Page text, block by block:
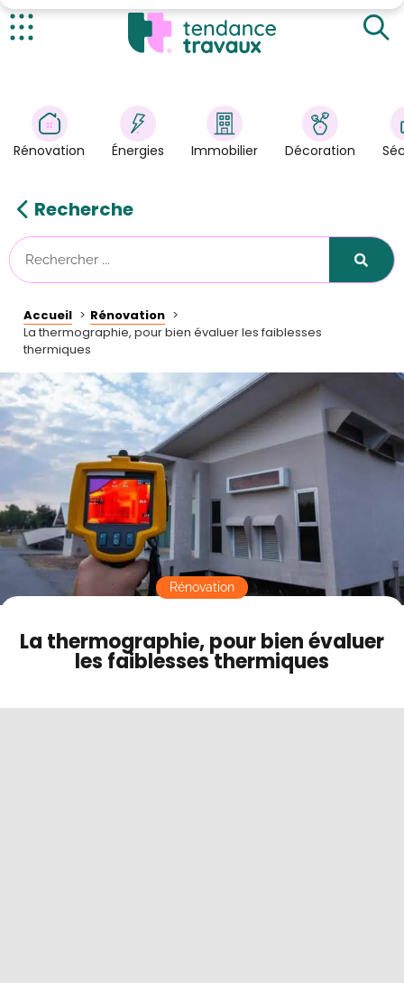
Énergies
Immobilier
Astuces/DIY
Tendance Travaux
Kit partenaire
À propos
Contact
Mode sombre
Rénovation Énergies Immobilier Décoration
Recherche
Accueil
Rénovation
La thermographie, pour bien évaluer les faiblesses
thermiques
Le Principe
La Thermographie appliquée au Bâtiment
La thermographie, pour bien évaluer
les faiblesses thermiques
Rénovation